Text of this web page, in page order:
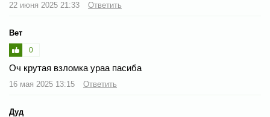
22 июня 2025 21:33 Ответить
Вет
0
Оч крутая взломка ураа пасиба
16 мая 2025 13:15 Ответить
Дуд